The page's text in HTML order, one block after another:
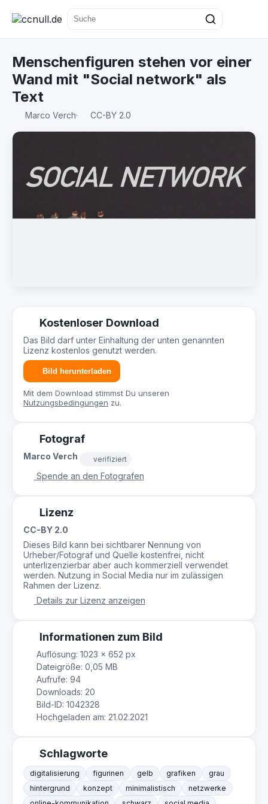
Menschenfiguren stehen vor einer
Wand mit "Social network" als
Text
Marco Verch· CC-BY 2.0
Kostenloser Download
Das Bild darf unter Einhaltung der unten genannten
Lizenz kostenlos genutzt werden.
Bild herunterladen
Mit dem Download stimmst Du unseren
Nutzungsbedingungen zu.
Fotograf
Marco Verch verifiziert
Spende an den Fotografen
Lizenz
CC-BY 2.0
Dieses Bild kann bei sichtbarer Nennung von
Urheber/Fotograf und Quelle kostenfrei, nicht
unterlizenzierbar aber auch kommerziell verwendet
werden. Nutzung in Social Media nur im zulässigen
Rahmen der Lizenz.
Details zur Lizenz anzeigen
Informationen zum Bild
Auflösung: 1023 × 652 px
Dateigröße: 0,05 MB
Aufrufe: 94
Downloads: 20
Bild-ID: 1042328
Hochgeladen am: 21.02.2021
Schlagworte
digitalisierung figurinen gelb grafiken
grau
hintergrund
konzept minimalistisch
netzwerke